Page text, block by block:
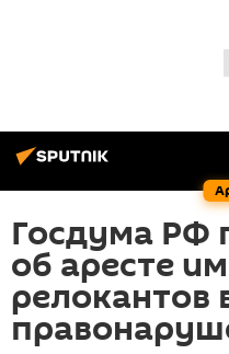
Госдума РФ
об аресте
релокантов